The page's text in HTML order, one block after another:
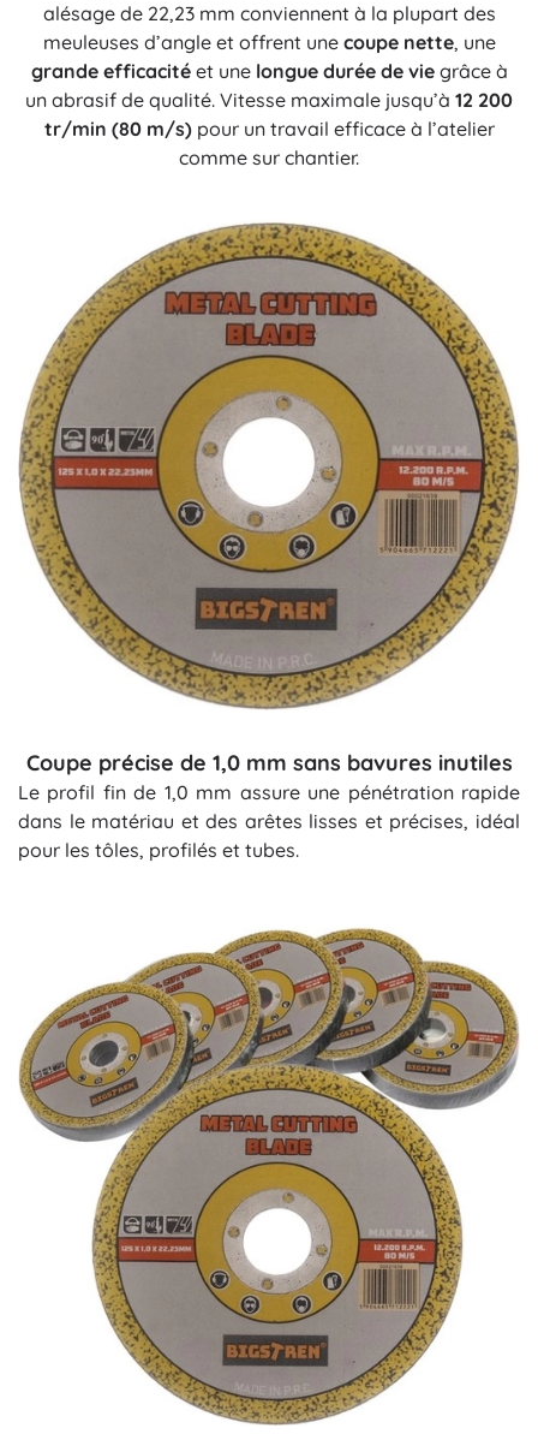
alésage de 22,23 mm conviennent à la plupart des
meuleuses d’angle et offrent une coupe nette, une
grande efficacitéet une longue durée de viegrâce à
un abrasif de qualité. Vitesse maximale jusqu’à 12 200
tr/min (80 m/s)pour un travail efficace à l’atelier
comme sur chantier.
Coupe précise de 1,0 mm sans bavures inutiles
Le profil fin de 1,0 mm assure une pénétration rapide
dans le matériau et des arêtes lisses et précises, idéal
pour les tôles, profilés et tubes.